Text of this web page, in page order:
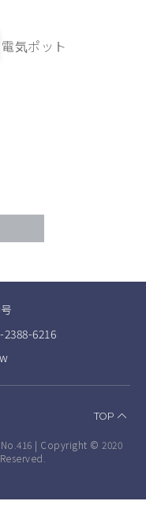
電気ポット
2388-6216
TOP
| Copyright © 2020